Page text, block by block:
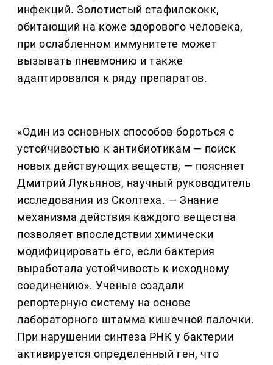
инфекций. Золотистый стафилококк,
обитающий на коже здорового человека,
при ослабленном иммунитете может
вызывать пневмонию и также
адаптировался к ряду препаратов.
«Один из основных способов бороться с
устойчивостью к антибиотикам — поиск
новых действующих веществ, — поясняет
Дмитрий Лукьянов, научный руководитель
исследования из Сколтеха. — Знание
механизма действия каждого вещества
позволяет впоследствии химически
модифицировать его, если бактерия
выработала устойчивость к исходному
соединению». Ученые создали
репортерную систему на основе
лабораторного штамма кишечной палочки.
При нарушении синтеза РНК у бактерии
активируется определенный ген, что